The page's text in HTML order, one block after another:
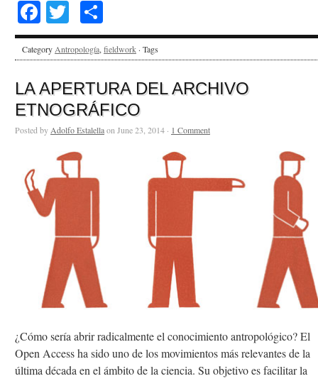
Facebook
Twitter
Category Antropología, fieldwork · Tags
LA APERTURA DEL ARCHIVO
ETNOGRÁFICO
Posted by Adolfo Estalellaon June 23, 2014 · 1 Comment
¿Cómo sería abrir radicalmente el conocimiento antropológico? El
Open Access ha sido uno de los movimientos más relevantes de la
última década en el ámbito de la ciencia. Su objetivo es facilitar la